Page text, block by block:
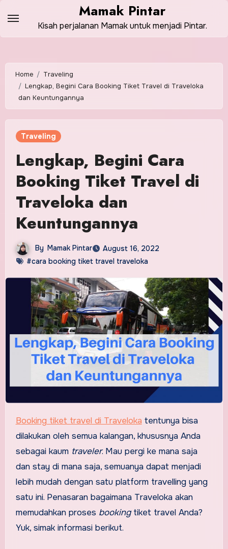
content
Mamak Pintar
Kisah perjalanan Mamak untuk menjadi Pintar.
Home
Traveling
Lengkap, Begini Cara Booking Tiket Travel di Traveloka
dan Keuntungannya
Traveling
Lengkap, Begini Cara
Booking Tiket Travel di
Traveloka dan
Keuntungannya
By Mamak Pintar
August 16, 2022
#cara booking tiket travel traveloka
Booking tiket travel di Traveloka tentunya bisa
dilakukan oleh semua kalangan, khususnya Anda
sebagai kaum traveler. Mau pergi ke mana saja
dan stay di mana saja, semuanya dapat menjadi
lebih mudah dengan satu platform travelling yang
satu ini. Penasaran bagaimana Traveloka akan
memudahkan proses bookingtiket travel Anda?
Yuk, simak informasi berikut.